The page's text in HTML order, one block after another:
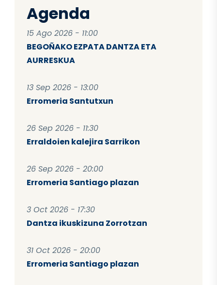
Agenda
15 Ago 2026 - 11:00
BEGOÑAKO EZPATA DANTZA ETA
AURRESKUA
13 Sep 2026 - 13:00
Erromeria Santutxun
26 Sep 2026 - 11:30
Erraldoien kalejira Sarrikon
26 Sep 2026 - 20:00
Erromeria Santiago plazan
3 Oct 2026 - 17:30
Dantza ikuskizuna Zorrotzan
31 Oct 2026 - 20:00
Erromeria Santiago plazan